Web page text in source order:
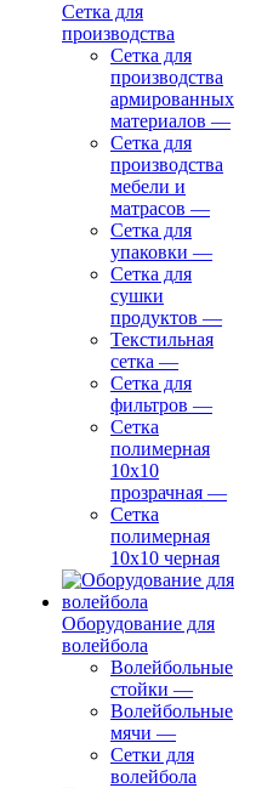
Сетка для
производства
Сетка для
производства
армированных
материалов —
Сетка для
производства
мебели и
матрасов —
Сетка для
упаковки —
Сетка для
сушки
продуктов —
Текстильная
сетка —
Сетка для
фильтров —
Сетка
полимерная
10х10
прозрачная —
Сетка
полимерная
10х10 черная
Оборудование для
волейбола
Волейбольные
стойки —
Волейбольные
мячи —
Сетки для
волейбола